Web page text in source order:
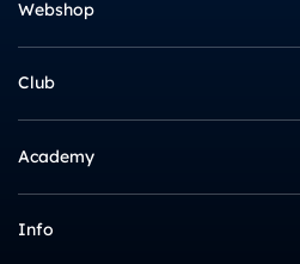
Webshop
Club
Academy
Info